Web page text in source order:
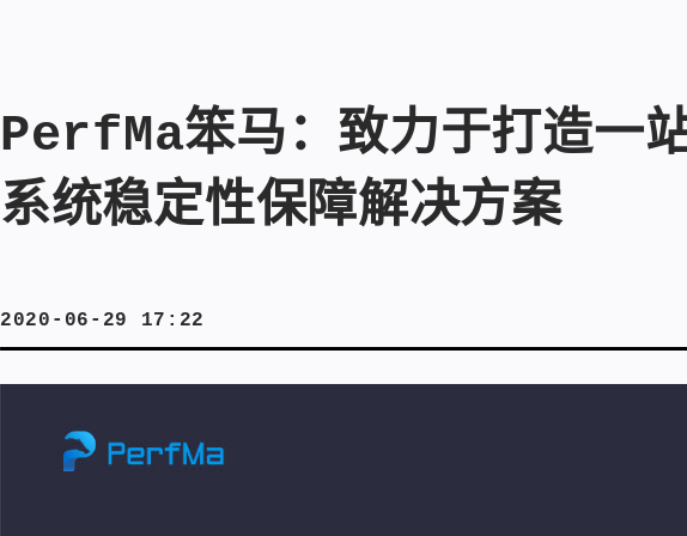
PerfMa笨马：致力于打造一
系统稳定性保障解决方案
2020-06-29 17:22